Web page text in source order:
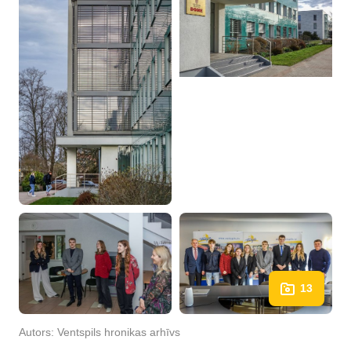
13
Autors: Ventspils hronikas arhīvs